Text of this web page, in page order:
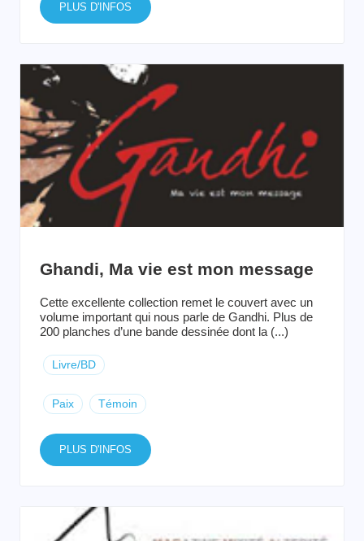
PLUS D'INFOS
Ghandi, Ma vie est mon message
Cette excellente collection remet le couvert avec un
volume important qui nous parle de Gandhi. Plus de
200 planches d’une bande dessinée dont la (...)
Livre/BD
Paix Témoin
PLUS D'INFOS